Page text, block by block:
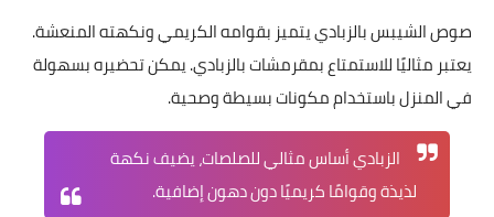
صوص الشيبس بالزبادي يتميز بقوامه الكريمي ونكهته المنعشة.
يعتبر مثاليًا للاستمتاع بمقرمشات بالزبادي. يمكن تحضيره بسهولة
في المنزل باستخدام مكونات بسيطة وصحية.
الزبادي أساس مثالي للصلصات، يضيف نكهة
لذيذة وقوامًا كريميًا دون دهون إضافية.